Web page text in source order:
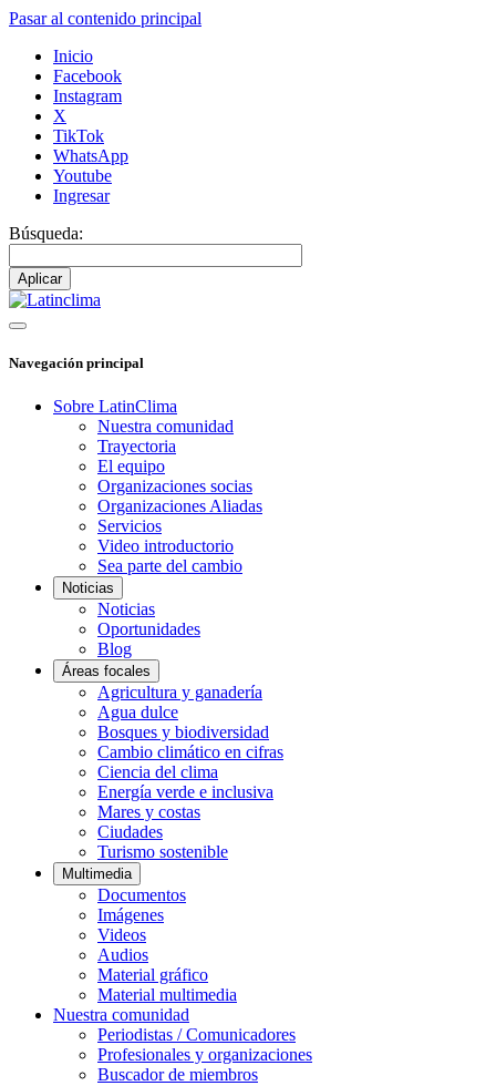
Pasar al contenido principal
Inicio
Facebook
Instagram
X
TikTok
WhatsApp
Youtube
Ingresar
Búsqueda:
Navegación principal
Sobre LatinClima
Nuestra comunidad
Trayectoria
El equipo
Organizaciones socias
Organizaciones Aliadas
Servicios
Video introductorio
Sea parte del cambio
Noticias
Noticias
Oportunidades
Blog
Áreas focales
Agricultura y ganadería
Agua dulce
Bosques y biodiversidad
Cambio climático en cifras
Ciencia del clima
Energía verde e inclusiva
Mares y costas
Ciudades
Turismo sostenible
Multimedia
Documentos
Imágenes
Videos
Audios
Material gráfico
Material multimedia
Nuestra comunidad
Periodistas / Comunicadores
Profesionales y organizaciones
Buscador de miembros